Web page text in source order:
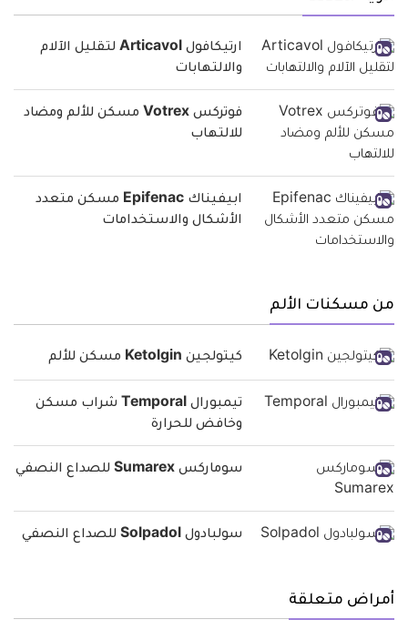
ارتيكافول Articavol لتقليل الآلام
والالتهابات
فوتركس Votrex مسكن للألم ومضاد
للالتهاب
ابيفيناك Epifenac مسكن متعدد
الأشكال والاستخدامات
من مسكنات الألم
كيتولجين Ketolgin مسكن للألم
تيمبورال Temporal شراب مسكن
وخافض للحرارة
سوماركس Sumarex للصداع النصفي
سولبادول Solpadol للصداع النصفي
أمراض متعلقة